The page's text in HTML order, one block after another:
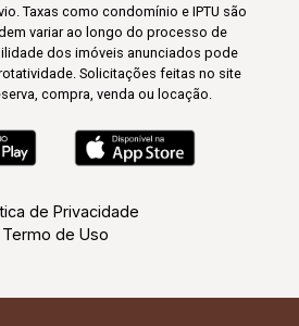
Taxas como condomínio e IPTU são
variar ao longo do processo de
dos imóveis anunciados pode
Solicitações feitas no site
compra, venda ou locação.
de Privacidade
Termo de Uso